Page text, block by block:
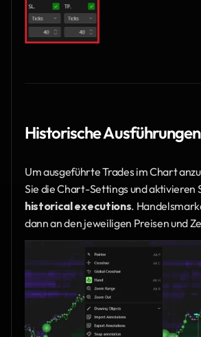
Historische
Um ausgeführte Trades im Chart
Sie die Chart-Settings und aktivieren
historical executions.
dann an den jeweiligen Preisen und